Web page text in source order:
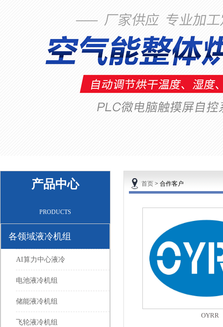
产品中心
PRODUCTS
各领域液冷机组
AI算力中心液冷
电池液冷机组
储能液冷机组
飞轮液冷机组
首页 > 合作客户
OYRR